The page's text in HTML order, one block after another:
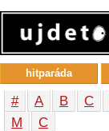
# A B C
М
С
hitparáda